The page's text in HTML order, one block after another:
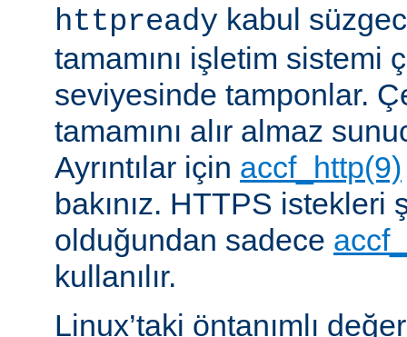
httpready kabul
tamamını işletim sistemi
seviyesinde tamponlar.
tamamını alır almaz
Ayrıntılar için accf_http(9)
bakınız. HTTPS istekleri
olduğundan sadece
kullanılır.
Linux’taki öntanımlı